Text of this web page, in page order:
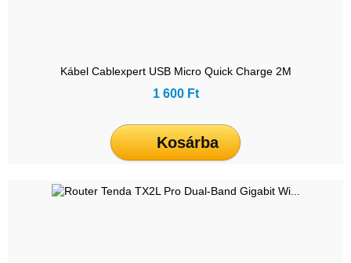
Kábel Cablexpert USB Micro Quick Charge 2M
1 600 Ft
Kosárba